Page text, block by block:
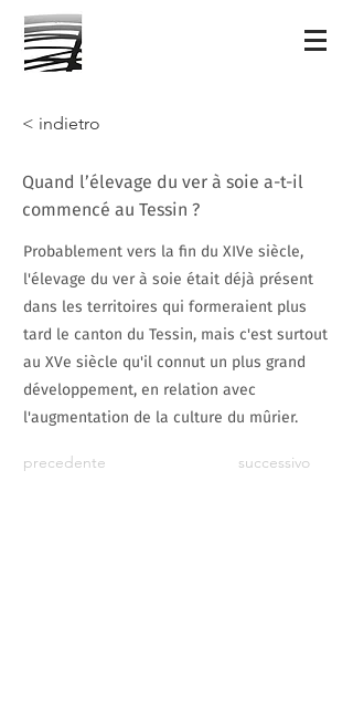
< indietro
Quand l’élevage du ver à soie a-t-il
commencé au Tessin ?
Probablement vers la fin du XIVe siècle,
l'élevage du ver à soie était déjà présent
dans les territoires qui formeraient plus
tard le canton du Tessin, mais c'est surtout
au XVe siècle qu'il connut un plus grand
développement, en relation avec
l'augmentation de la culture du mûrier.
precedente successivo